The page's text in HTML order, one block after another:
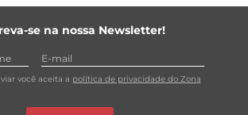
se na nossa Newsletter!
você aceita a política de privacidade do Zona